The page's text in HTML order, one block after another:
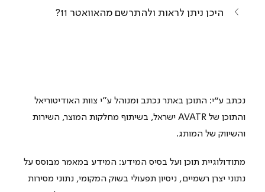
היכן ניתן לראות ולהתרשם מהאוואטר 11?
נכתב ע"י: התוכן באתר נכתב ומנוהל ע״י צוות האודיטוריאל
והתוכן של AVATR ישראל, בשיתוף מחלקות המוצר, השירות
והשיווק של המותג.
מתודולוגיית תוכן ועל בסיס המידע: המידע במאמר מבוסס על
נתוני יצרן רשמיים, ניסיון תפעולי בשוק המקומי, נתוני מסירות